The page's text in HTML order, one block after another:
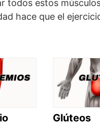
todos estos
hace que el
Glúteos